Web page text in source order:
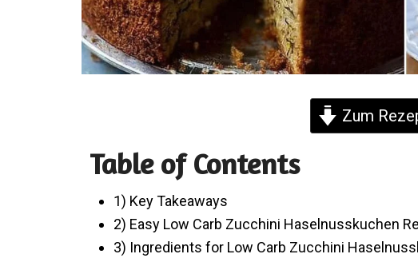
Zum
Table of Contents
1) Key Takeaways
2) Easy Low Carb Zucchini Haselnusskuchen
3) Ingredients for Low Carb Zucchini